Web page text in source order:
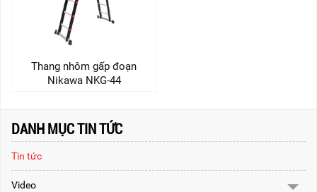
Thang nhôm gấp đoạn
Nikawa NKG-44
DANH MỤC TIN TỨC
Tin tức
Video